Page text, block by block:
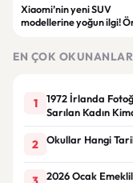
Xiaomi’nin yeni SUV
modellerine yoğun ilgi!
EN ÇOK OKUNANLAR
1
1972 İrlanda
Sarılan Kadın
2 Okullar Hangi
2026 Ocak